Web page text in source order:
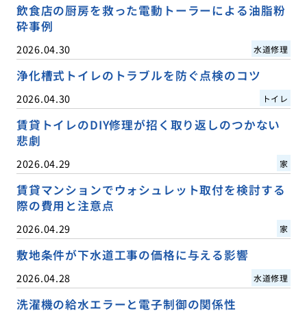
飲食店の厨房を救った電動トーラーによる油脂粉
砕事例
2026.04.30 水道修理
浄化槽式トイレのトラブルを防ぐ点検のコツ
2026.04.30 トイレ
賃貸トイレのDIY修理が招く取り返しのつかない
悲劇
2026.04.29 家
賃貸マンションでウォシュレット取付を検討する
際の費用と注意点
2026.04.29 家
敷地条件が下水道工事の価格に与える影響
2026.04.28 水道修理
洗濯機の給水エラーと電子制御の関係性